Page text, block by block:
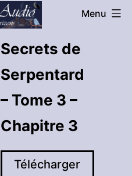
Menu
Secrets de
Serpentard
– Tome 3 –
Chapitre 3
Télécharger